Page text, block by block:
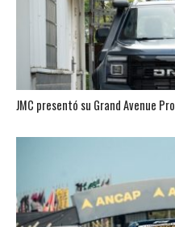
JMC presentó su Grand Avenue Pro